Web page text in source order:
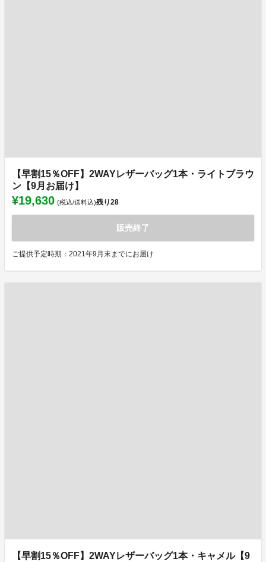
【早割15％OFF】2WAYレザーバッグ1本・ライトブラウ
ン【9月お届け】
¥19,630 (税込/送料込)残り28
販売終了
ご提供予定時期：2021年9月末までにお届け
【早割15％OFF】2WAYレザーバッグ1本・キャメル【9